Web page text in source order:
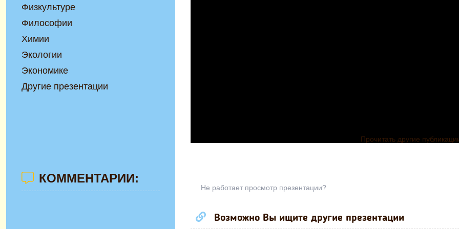
Прочитать другие
Не работает просмотр презентации?
Возможно Вы ищите другие презентации
Физкультуре
Философии
Химии
Экологии
Экономике
Другие презентации
КОММЕНТАРИИ: